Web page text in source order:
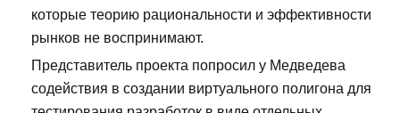
которые теорию рациональности и эффективности
рынков не воспринимают.
Представитель проекта попросил у Медведева
содействия в создании виртуального полигона для